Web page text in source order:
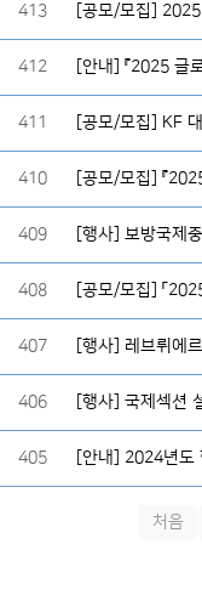
413 [공모/모집]
412 [안내] 『2025 글
411 [공모/모집] KF
410 [공모/모집] 『
409
408 [공모/모집] 「
407
406
405
처음